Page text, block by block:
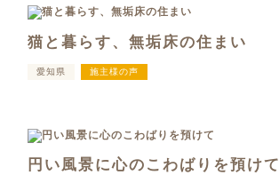
猫と暮らす、無垢床の住まい
愛知県 施主様の声
円い風景に心のこわばりを預けて